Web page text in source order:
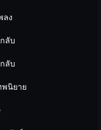
ลง
ลับ
ลับ
พนิยาย